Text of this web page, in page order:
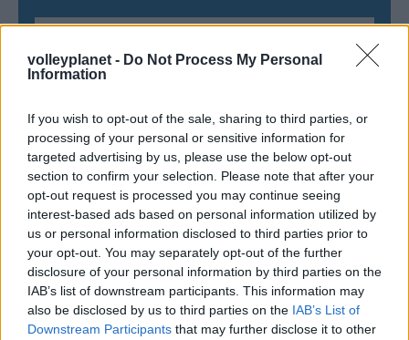
volleyplanet - Do Not Process My Personal
Information
If you wish to opt-out of the sale, sharing to third parties, or
processing of your personal or sensitive information for
targeted advertising by us, please use the below opt-out
section to confirm your selection. Please note that after your
opt-out request is processed you may continue seeing
interest-based ads based on personal information utilized by
us or personal information disclosed to third parties prior to
your opt-out. You may separately opt-out of the further
disclosure of your personal information by third parties on the
IAB’s list of downstream participants. This information may
also be disclosed by us to third parties on the IAB’s List of
Downstream Participants that may further disclose it to other
ΠΕΝΥ ΡΟΝΤΟΓΙΑΝΝΗ
στο σήμερα: Tο τρίτο
ευρωπαϊκό ραντεβού του
Παναθηναϊκού με την
ιστορία
ΗΛΙΑΣ ΠΑΠΑΪΩΑΝΝΟΥ
08/03/2026
Αναγνώριση και σεβασμός
οι σημαντικότερες νίκες του
Α.Ο. Θήρας